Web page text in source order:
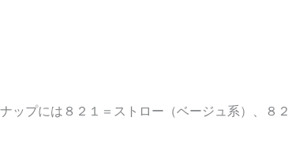
ップには８２１＝ストロー（ベージュ系）、８